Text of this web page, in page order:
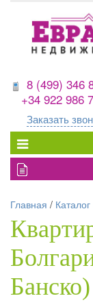
8 (499) 346
+34 922 986
Заказать
Главная /
Банско)